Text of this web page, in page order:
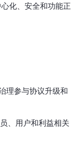
化、安全和功能正
理参与协议升级和
、用户和利益相关